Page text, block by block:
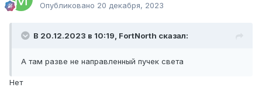
Опубликовано 20 декабря, 2023
В 20.12.2023 в 10:19, FоrtNorth сказал:
А там разве не направленный пучек света
Нет